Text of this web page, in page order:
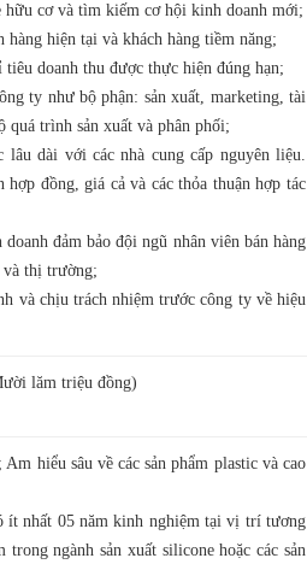
cơ và tìm kiếm cơ hội kinh doanh mới;
hiện tại và khách hàng tiềm năng;
doanh thu được thực hiện đúng hạn;
ty như bộ phận: sản xuất, marketing, tài
quá trình sản xuất và phân phối;
dài với các nhà cung cấp nguyên liệu.
đồng, giá cả và các thỏa thuận hợp tác
đảm bảo đội ngũ nhân viên bán hàng
và thị trường;
và chịu trách nhiệm trước công ty về hiệu
lăm triệu đồng)
hiểu sâu về các sản phẩm plastic và cao
ít nhất 05 năm kinh nghiệm tại vị trí tương
ngành sản xuất silicone hoặc các sản